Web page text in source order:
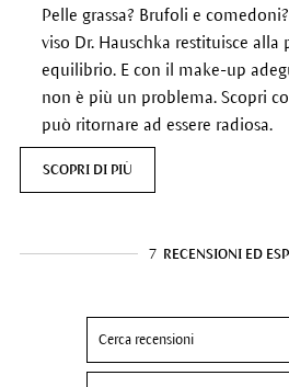
Pelle grassa? Brufoli e
viso Dr. Hauschka restituisce alla
equilibrio. E con il make-up
non è più un problema. Scopri
può ritornare ad essere radiosa.
SCOPRI DI PIÙ
7 RECENSIONI ED